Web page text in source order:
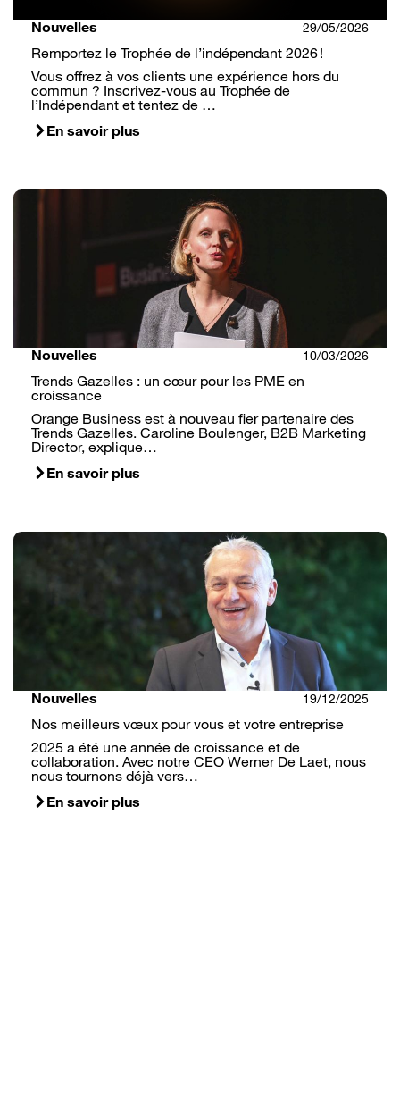
Nouvelles 29/05/2026
Remportez le Trophée de l’indépendant 2026 !
Vous offrez à vos clients une expérience hors du
commun ? Inscrivez-vous au Trophée de
l’Indépendant et tentez de …
En savoir plus
Nouvelles 10/03/2026
Trends Gazelles : un cœur pour les PME en
croissance
Orange Business est à nouveau fier partenaire des
Trends Gazelles. Caroline Boulenger, B2B Marketing
Director, explique…
En savoir plus
Nouvelles 19/12/2025
Nos meilleurs vœux pour vous et votre entreprise
2025 a été une année de croissance et de
collaboration. Avec notre CEO Werner De Laet, nous
nous tournons déjà vers…
En savoir plus